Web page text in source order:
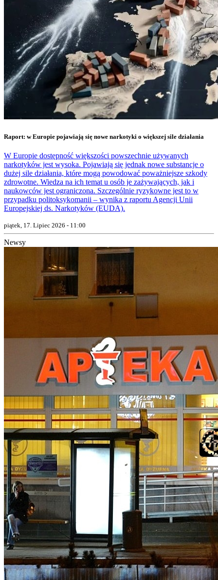
Raport: w Europie pojawiają się nowe narkotyki o większej sile działania
W Europie dostępność większości powszechnie używanych
narkotyków jest wysoka. Pojawiają się jednak nowe substancje o
dużej sile działania, które mogą powodować poważniejsze szkody
zdrowotne. Wiedza na ich temat u osób je zażywających, jak i
naukowców jest ograniczona. Szczególnie ryzykowne jest to w
przypadku politoksykomanii – wynika z raportu Agencji Unii
Europejskiej ds. Narkotyków (EUDA).
piątek, 17. Lipiec 2026 - 11:00
Newsy